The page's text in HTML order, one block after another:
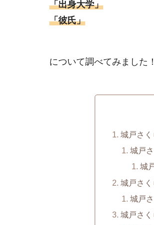
「出身大学」
「彼氏」
について調べてみました！
城戸さく
城戸
城
城戸さく
城戸
城戸さく